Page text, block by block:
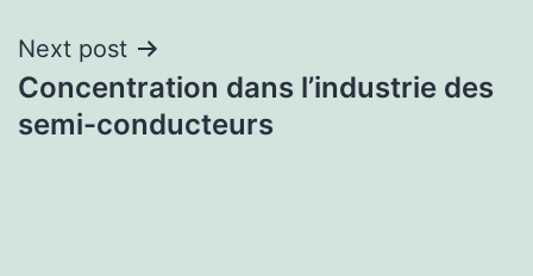
Next post
Concentration dans l’industrie des
semi-conducteurs